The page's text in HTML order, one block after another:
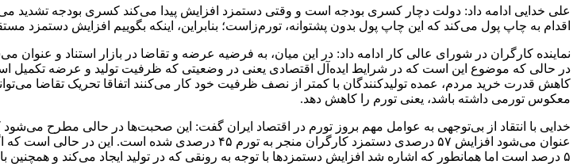
علی خدایی ادامه داد: دولت دچار کسری بودجه‌ است و وقتی دستمزد افزایش پیدا می‌کند کسری بودجه تشدید
اقدام به چاپ پول می‌کند که این چاپ پول بدون پشتوانه، تورم‌زاست؛ بنابراین، اینکه بگوییم افزایش
نماینده کارگران در شورای عالی کار ادامه داد: در این میان، به فرضیه عرضه و تقاضا در بازار استناد و
در حالی که موضوع این است که در شرایط ایده‌آل اقتصادی یعنی در وضعیتی که ظرفیت تولید و عرضه تکمیل
کاهش قدرت خرید مردم، عمده تولیدکنندگان با کمتر از نصف ظرفیت خود کار می‌کنند اتفاقا تحریک تقاضا
معکوس تورمی داشته باشد، یعنی تورم را کاهش دهد.
۵ درصد است اما همانطور که اشاره شد افزایش دستمزدها با توجه به رونقی که در تولید ایجاد می‌کند و